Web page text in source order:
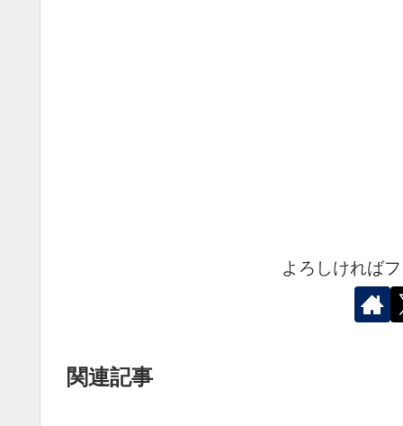
よろしければ
関連記事